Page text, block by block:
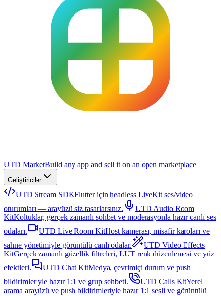
UTD MarketBuild any app and sell it on an open marketplace
Geliştiriciler
UTD Stream SDKFlutter için headless LiveKit ses/video
oturumları — arayüzü siz tasarlarsınız.
UTD Audio Room
KitKoltuklar, gerçek zamanlı sohbet ve moderasyonla hazır canlı ses
odaları.
UTD Live Room KitHost kamerası, misafir karoları ve
sahne yönetimiyle görüntülü canlı odalar.
UTD Video Effects
KitGerçek zamanlı güzellik filtreleri, LUT renk düzenlemesi ve yüz
efektleri.
UTD Chat KitMedya, çevrimiçi durum ve push
bildirimleriyle hazır 1:1 ve grup sohbeti.
UTD Calls KitYerel
arama arayüzü ve push bildirimleriyle hazır 1:1 sesli ve görüntülü